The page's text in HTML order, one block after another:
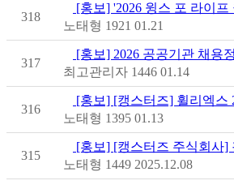
318
[홍보] '2026 윙스 포 라이
노태형 1921 01.21
317
[홍보] 2026 공공기관 채용
최고관리자 1446 01.14
316
[홍보] [캥스터즈] 휠리엑스
노태형 1395 01.13
315
[홍보] [캥스터즈 주식회사]
노태형 1449 2025.12.08